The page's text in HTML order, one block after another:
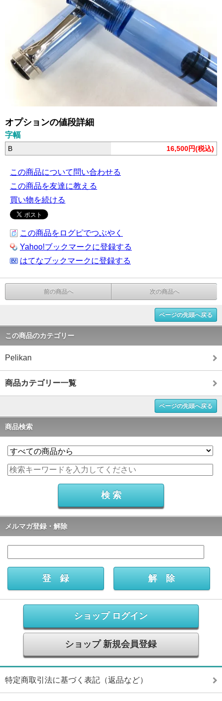
オプションの値段詳細
字幅
B 16,500円(税込)
この商品について問い合わせる
この商品を友達に教える
買い物を続ける
この商品をログピでつぶやく
Yahoo!ブックマークに登録する
はてなブックマークに登録する
前の商品へ 次の商品へ
ページの先頭へ戻る
この商品のカテゴリー
Pelikan
商品カテゴリー一覧
ページの先頭へ戻る
商品検索
メルマガ登録・解除
ショップ ログイン
ショップ 新規会員登録
特定商取引法に基づく表記（返品など）